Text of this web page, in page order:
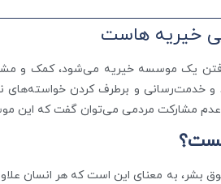
خیریه هاست
یک موسسه خیریه می‌شود، کمک و
و خدمت‌رسانی و برطرف کردن خواسته‌های
مشارکت مردمی می‌توان گفت که این
بشر، به معنای این است که هر انسان